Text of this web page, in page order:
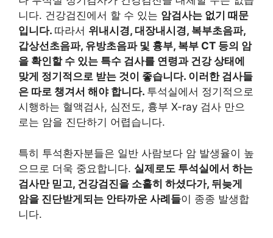
니다. 건강검진에서 할 수 있는 암검사는 없기 때문
입니다. 따라서 위내시경, 대장내시경, 복부초음파,
갑상선초음파, 유방초음파 및 흉부, 복부 CT 등의 암
을 확인할 수 있는 특수 검사를 연령과 건강 상태에
맞게 정기적으로 받는 것이 좋습니다. 이러한 검사들
은 따로 챙겨서 해야 합니다. 투석실에서 정기적으로
시행하는 혈액검사, 심전도, 흉부 X-ray 검사 만으
로는 암을 진단하기 어렵습니다.​
특히 투석환자분들은 일반 사람보다 암 발생율이 높
으므로 더욱 중요합니다. 실제로도 투석실에서 하는
검사만 믿고, 건강검진을 소홀히 하셨다가, 뒤늦게
암을 진단받게되는 안타까운 사례들이 종종 발생합
니다.​